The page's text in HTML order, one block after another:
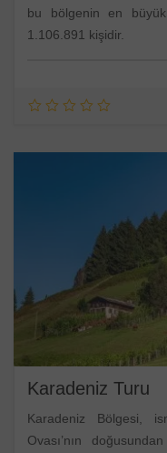
bu bölgenin en
1.106.891 kişidir.
Karadeniz Turu
Karadeniz Bölgesi,
Ovası’nın